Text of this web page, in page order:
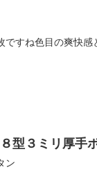
すね色目の爽快
型３ミリ厚手
ン